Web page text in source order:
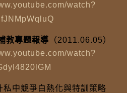
watch?
教專題報導 （2011.06.05）
watch?
私中競爭白熱化與特訓策略